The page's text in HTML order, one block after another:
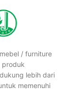
/ furniture
produk
lebih dari
memenuhi